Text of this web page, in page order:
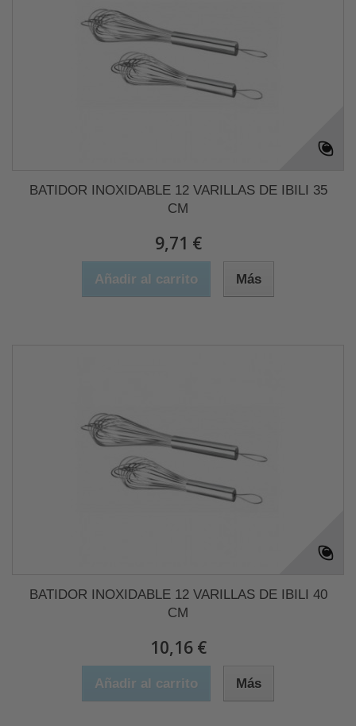
BATIDOR INOXIDABLE 12 VARILLAS DE IBILI 35
CM
9,71 €
Añadir al carrito Más
BATIDOR INOXIDABLE 12 VARILLAS DE IBILI 40
CM
10,16 €
Añadir al carrito Más